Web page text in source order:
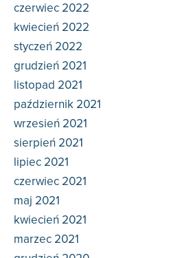
czerwiec 2022
kwiecień 2022
styczeń 2022
grudzień 2021
listopad 2021
październik 2021
wrzesień 2021
sierpień 2021
lipiec 2021
czerwiec 2021
maj 2021
kwiecień 2021
marzec 2021